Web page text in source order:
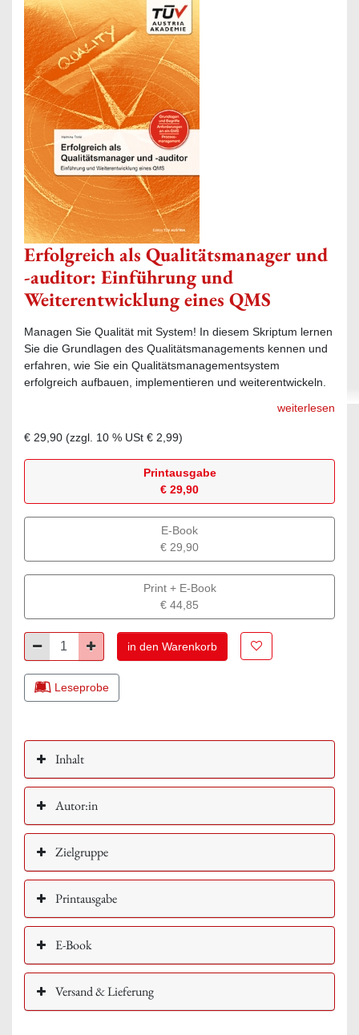
Erfolgreich als Qualitätsmanager und
-auditor: Einführung und
Weiterentwicklung eines QMS
Managen Sie Qualität mit System! In diesem Skriptum lernen
Sie die Grundlagen des Qualitätsmanagements kennen und
erfahren, wie Sie ein Qualitätsmanagementsystem
erfolgreich aufbauen, implementieren und weiterentwickeln.
weiterlesen
€ 29,90 (zzgl. 10 % USt € 2,99)
Printausgabe
€ 29,90
E-Book
€ 29,90
Print + E-Book
€ 44,85
Minus Plus in den Warenkorb Zur Merkliste
Leseprobe
Inhalt
Autor:in
Zielgruppe
Printausgabe
E-Book
Versand & Lieferung